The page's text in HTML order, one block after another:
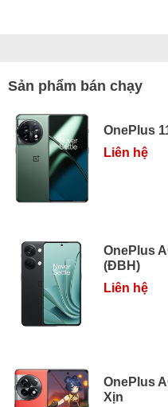
Sản phẩm bán chạy
OnePlus
Liên hệ
OnePlus
(ĐBH)
Liên hệ
OnePlus
Xịn